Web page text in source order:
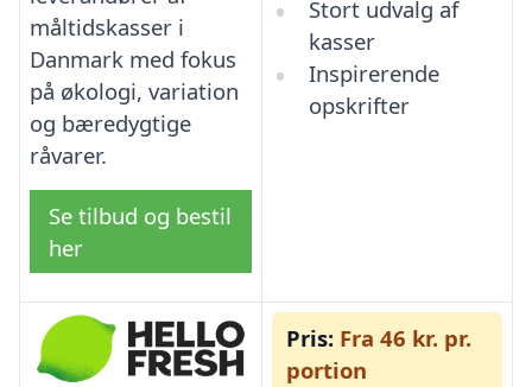
måltidskasser i
Danmark med fokus
på økologi, variation
og bæredygtige
råvarer.
Se tilbud og bestil
her
Stort udvalg af
kasser
Inspirerende
opskrifter
Pris: Fra 46 kr. pr.
portion